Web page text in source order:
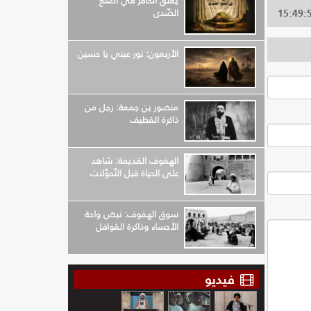
الصّدى
الأربعون: نور عيني يا حسين
منصور بن جمعة: رجل من
ذاكرة القطيف
الهفوف القديمة: شاهد
على الحياة قبل التّحوّلات
سوق الهفوف: نبض واحة
الأحساء وذاكرة القوافل
فيديو